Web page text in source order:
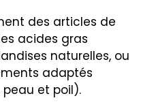
des articles de
acides gras
naturelles, ou
adaptés
et poil).